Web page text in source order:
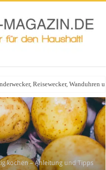
Reisewecker, Wanduhren
kochen – Anleitung und Tipps